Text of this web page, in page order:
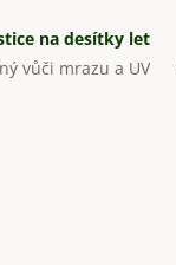
na desítky let
vůči mrazu a UV